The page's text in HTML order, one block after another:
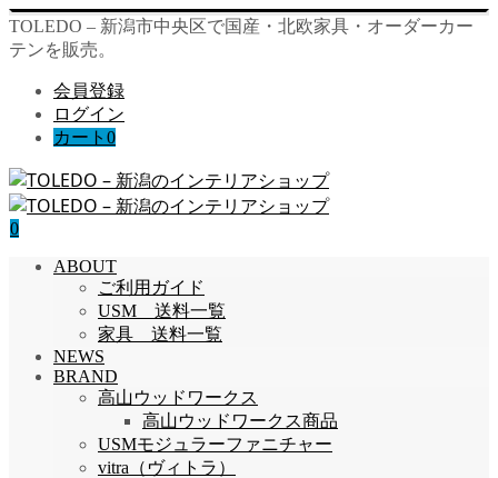
TOLEDO – 新潟市中央区で国産・北欧家具・オーダーカー
テンを販売。
会員登録
ログイン
カート 0
0
ABOUT
ご利用ガイド
USM 送料一覧
家具 送料一覧
NEWS
BRAND
高山ウッドワークス
高山ウッドワークス商品
USMモジュラーファニチャー
vitra（ヴィトラ）